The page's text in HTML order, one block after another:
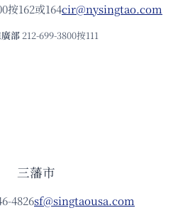
按162或164cir@nysingtao.com
部 212-699-3800按111
三藩市
4826sf@singtaousa.com